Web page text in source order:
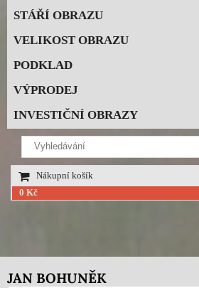
STÁŘÍ OBRAZU
VELIKOST OBRAZU
PODKLAD
VÝPRODEJ
INVESTIČNÍ OBRAZY
Nákupní košík
0 Kč
JAN BOHUNĚK